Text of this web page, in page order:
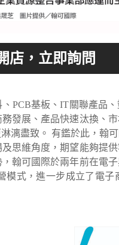
PCB基板、IT關聯產品
發展、產品快速汰換、
漓盡致。 有鑑於此，翰
思維角度，期望能夠提
翰可國際於兩年前在電
式，進一步成立了電